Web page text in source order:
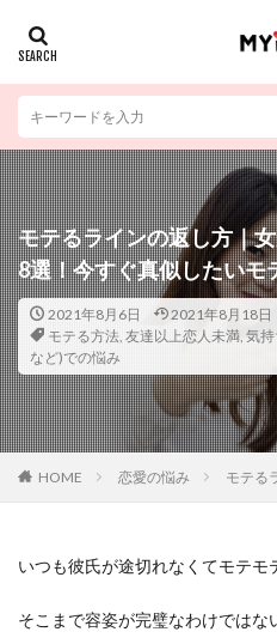
モテるラインの返し方｜
8選！今すぐ真似したいモ
2021年8月6日 2021年8月18日
モテる方法, 友達以上恋人未満, 気
など)での悩み
HOME 恋愛の悩み モテる
いつも彼氏が途切れなくてモテモ
そこまで容姿が完璧なわけではな